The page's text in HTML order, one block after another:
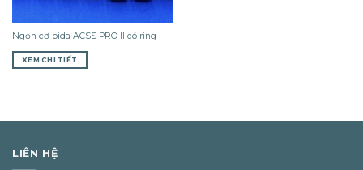
Ngọn cơ bida ACSS PRO II có ring
XEM CHI TIẾT
LIÊN HỆ